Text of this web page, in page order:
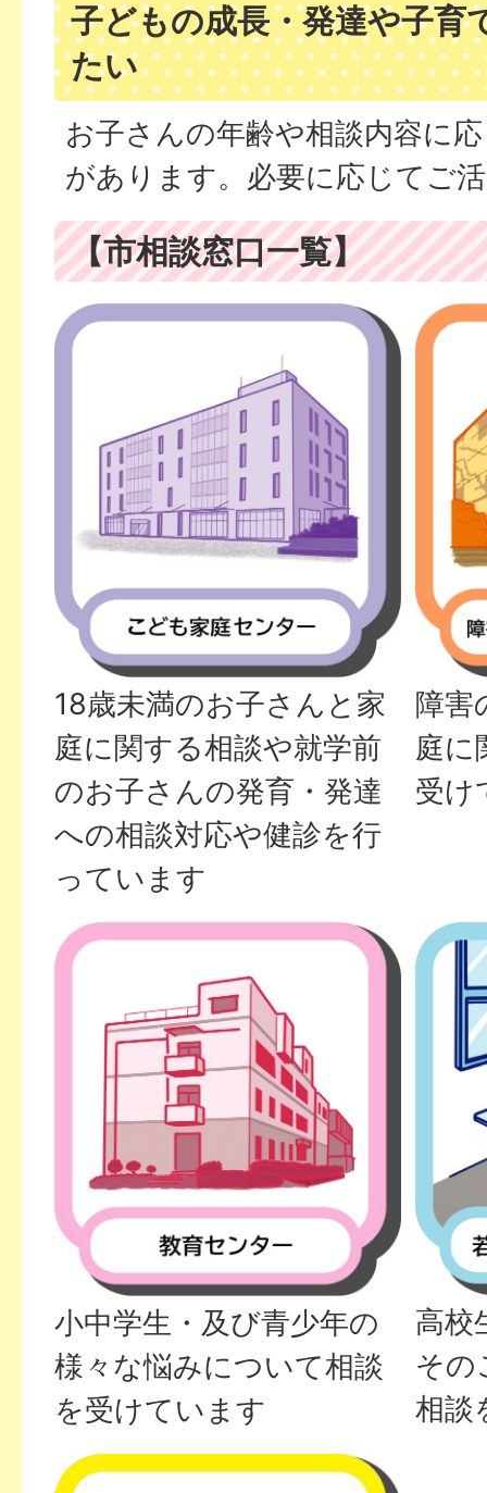
子どもの成長・発達や子育
たい
お子さんの年齢や相談内容に
があります。必要に応じてご
【市相談窓口一覧】
18歳未満のお子さんと家
庭に関する相談や就学前
のお子さんの発育・発達
への相談対応や健診を行
っています
障害
庭に
受け
小中学生・及び青少年の
様々な悩みについて相談
を受けています
高校
その
相談